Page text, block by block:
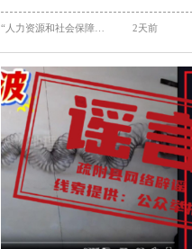
2天前